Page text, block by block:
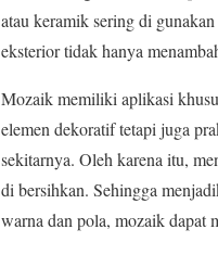
atau keramik sering di
eksterior tidak hanya
Mozaik memiliki aplikasi
elemen dekoratif tetapi juga
sekitarnya. Oleh karena itu,
di bersihkan. Sehingga
warna dan pola, mozaik dapat